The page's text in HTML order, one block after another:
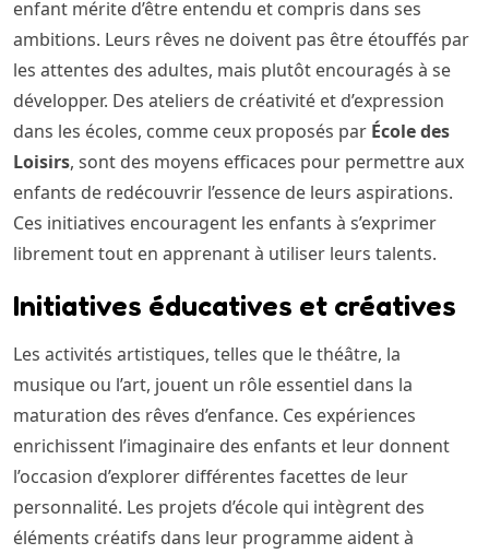
enfant mérite d’être entendu et compris dans ses
ambitions. Leurs rêves ne doivent pas être étouffés par
les attentes des adultes, mais plutôt encouragés à se
développer. Des ateliers de créativité et d’expression
dans les écoles, comme ceux proposés par École des
Loisirs, sont des moyens efficaces pour permettre aux
enfants de redécouvrir l’essence de leurs aspirations.
Ces initiatives encouragent les enfants à s’exprimer
librement tout en apprenant à utiliser leurs talents.
Initiatives éducatives et créatives
Les activités artistiques, telles que le théâtre, la
musique ou l’art, jouent un rôle essentiel dans la
maturation des rêves d’enfance. Ces expériences
enrichissent l’imaginaire des enfants et leur donnent
l’occasion d’explorer différentes facettes de leur
personnalité. Les projets d’école qui intègrent des
éléments créatifs dans leur programme aident à